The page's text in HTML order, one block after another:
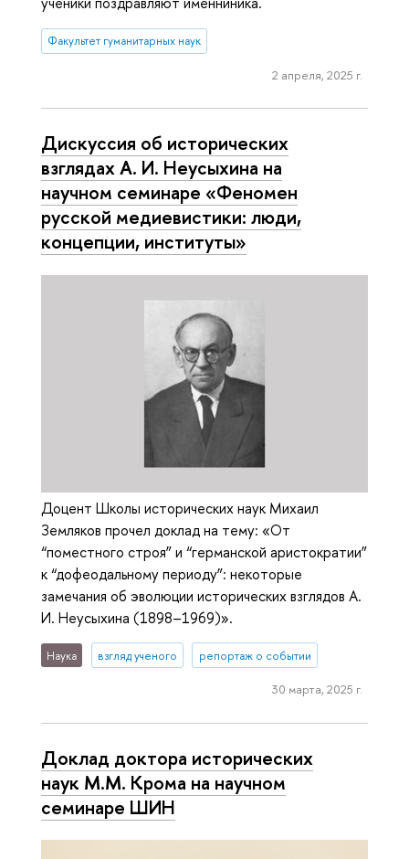
Факультет гуманитарных наук
2 апреля, 2025 г.
Дискуссия об исторических
взглядах А. И. Неусыхина на
научном семинаре «Феномен
русской медиевистики: люди,
концепции, институты»
Доцент Школы исторических наук Михаил
Земляков прочел доклад на тему: «От
“поместного строя” и “германской аристократии”
к “дофеодальному периоду”: некоторые
замечания об эволюции исторических взглядов А.
И. Неусыхина (1898–1969)».
Наука взгляд ученого репортаж о событии
30 марта, 2025 г.
Доклад доктора исторических
наук М.М. Крома на научном
семинаре ШИН